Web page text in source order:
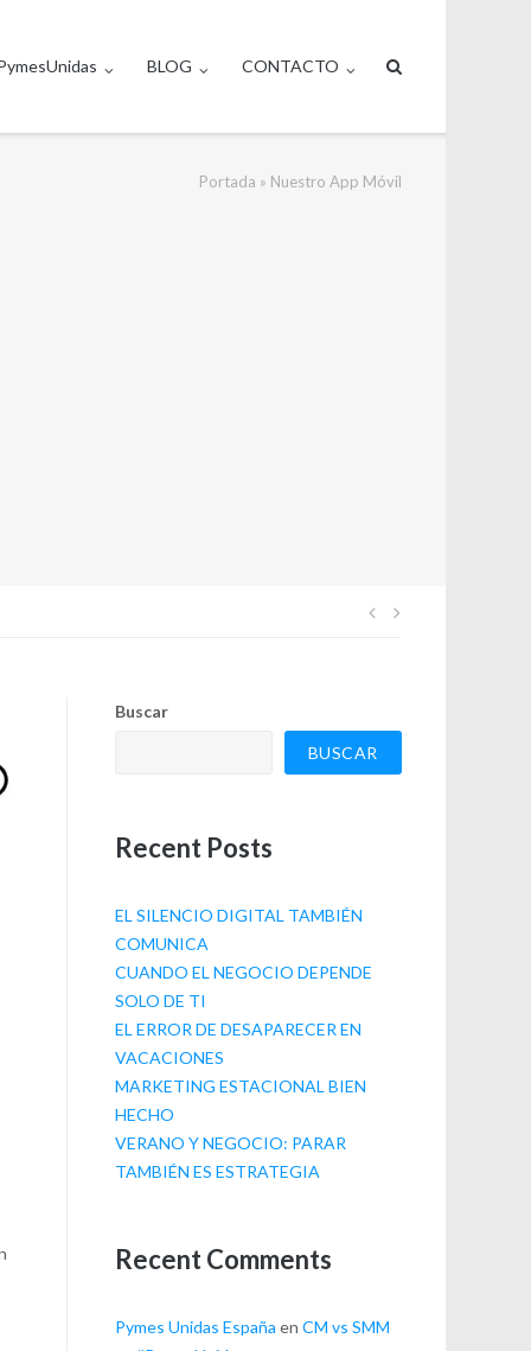
BLOG CONTACTO
Portada » Nuestro App Móvil
Navegación
entradas
Buscar
BUSCAR
Recent Posts
EL SILENCIO DIGITAL TAMBIÉN
COMUNICA
CUANDO EL NEGOCIO DEPENDE
SOLO DE TI
EL ERROR DE DESAPARECER EN
VACACIONES
MARKETING ESTACIONAL BIEN
HECHO
VERANO Y NEGOCIO: PARAR
TAMBIÉN ES ESTRATEGIA
Recent Comments
Pymes Unidas España en CM vs SMM